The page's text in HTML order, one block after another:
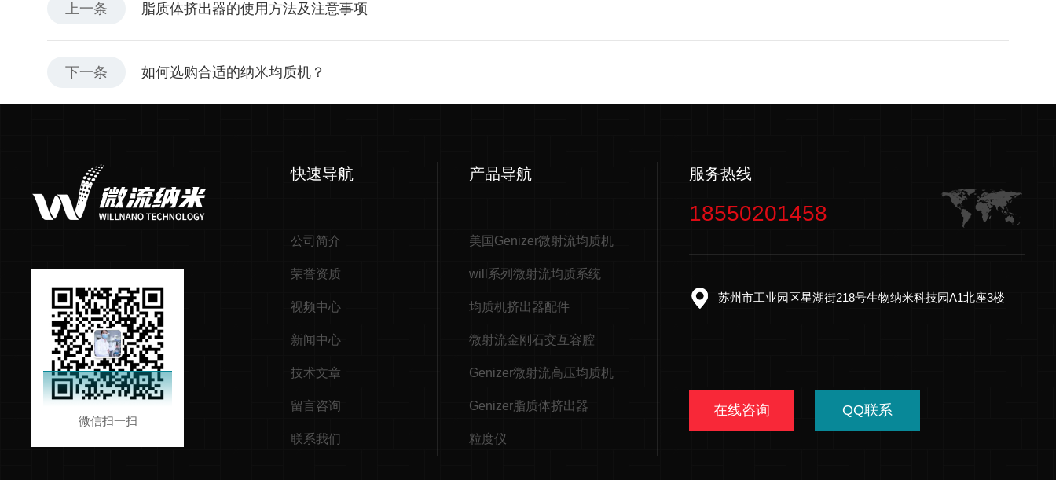
上一条 脂质体挤出器的使用方法及注意事项
下一条 如何选购合适的纳米均质机？
微信扫一扫
快速导航
公司简介
荣誉资质
视频中心
新闻中心
技术文章
留言咨询
联系我们
产品导航
美国Genizer微射流均质机
will系列微射流均质系统
均质机挤出器配件
微射流金刚石交互容腔
Genizer微射流高压均质机
Genizer脂质体挤出器
粒度仪
服务热线
18550201458
苏州市工业园区星湖街218号生物纳米科技园A1北座3楼
在线咨询 QQ联系